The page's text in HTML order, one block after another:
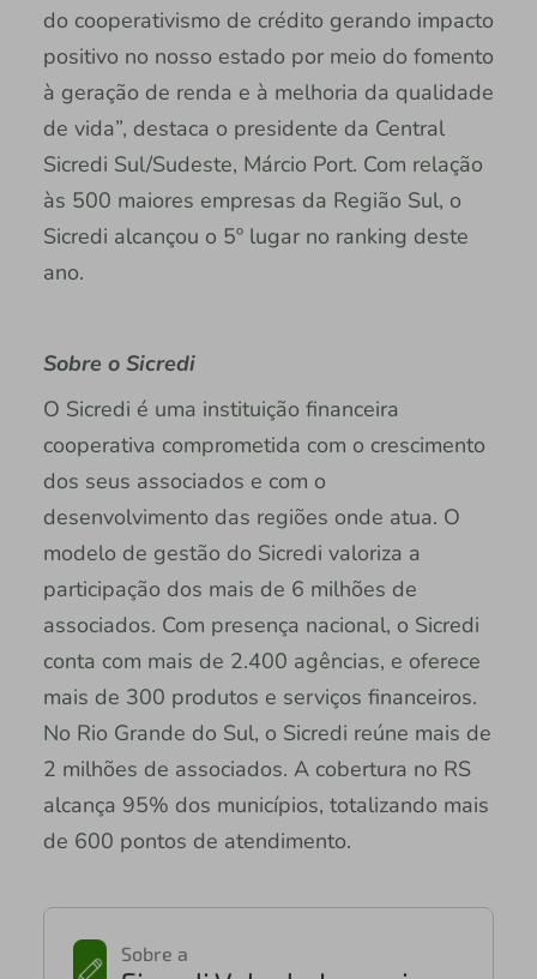
do cooperativismo de crédito gerando impacto
positivo no nosso estado por meio do fomento
à geração de renda e à melhoria da qualidade
de vida”, destaca o presidente da Central
Sicredi Sul/Sudeste, Márcio Port. Com relação
às 500 maiores empresas da Região Sul, o
Sicredi alcançou o 5º lugar no ranking deste
ano.
Sobre o Sicredi
O Sicredi é uma instituição financeira
cooperativa comprometida com o crescimento
dos seus associados e com o
desenvolvimento das regiões onde atua. O
modelo de gestão do Sicredi valoriza a
participação dos mais de 6 milhões de
associados. Com presença nacional, o Sicredi
conta com mais de 2.400 agências, e oferece
mais de 300 produtos e serviços financeiros.
No Rio Grande do Sul, o Sicredi reúne mais de
2 milhões de associados. A cobertura no RS
alcança 95% dos municípios, totalizando mais
de 600 pontos de atendimento.
Sobre a